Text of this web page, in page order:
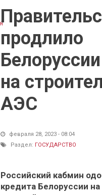
продлило
на
АЭС
февраля 28, 2023 - 08:04
Раздел: ГОСУДАРСТВО
Российский кабмин
кредита Белоруссии